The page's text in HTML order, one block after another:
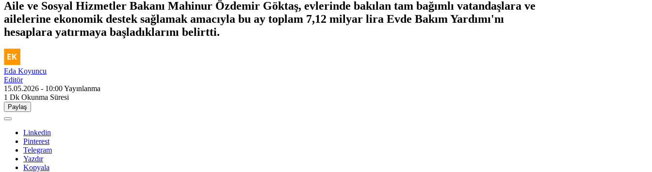
Aile ve Sosyal Hizmetler Bakanı Mahinur Özdemir Göktaş, evlerinde bakılan tam bağımlı vatandaşlara ve
ailelerine ekonomik destek sağlamak amacıyla bu ay toplam 7,12 milyar lira Evde Bakım Yardımı'nı
hesaplara yatırmaya başladıklarını belirtti.
Eda Koyuncu
Editör
15.05.2026 - 10:00Yayınlanma
1 Dk Okunma Süresi
Paylaş
Linkedin
Pinterest
Telegram
Yazdır
Kopyala